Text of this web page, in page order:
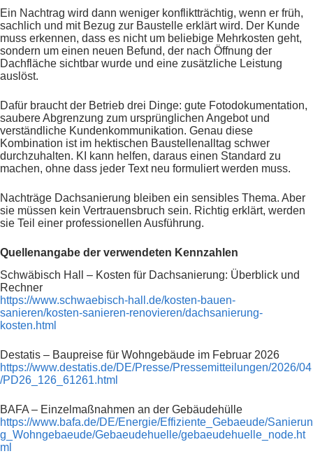
Ein Nachtrag wird dann weniger konfliktträchtig, wenn er früh,
sachlich und mit Bezug zur Baustelle erklärt wird. Der Kunde
muss erkennen, dass es nicht um beliebige Mehrkosten geht,
sondern um einen neuen Befund, der nach Öffnung der
Dachfläche sichtbar wurde und eine zusätzliche Leistung
auslöst.
Dafür braucht der Betrieb drei Dinge: gute Fotodokumentation,
saubere Abgrenzung zum ursprünglichen Angebot und
verständliche Kundenkommunikation. Genau diese
Kombination ist im hektischen Baustellenalltag schwer
durchzuhalten. KI kann helfen, daraus einen Standard zu
machen, ohne dass jeder Text neu formuliert werden muss.
Nachträge Dachsanierung bleiben ein sensibles Thema. Aber
sie müssen kein Vertrauensbruch sein. Richtig erklärt, werden
sie Teil einer professionellen Ausführung.
Quellenangabe der verwendeten Kennzahlen
Schwäbisch Hall – Kosten für Dachsanierung: Überblick und
Rechner
https://www.schwaebisch-hall.de/kosten-bauen-
sanieren/kosten-sanieren-renovieren/dachsanierung-
kosten.html
Destatis – Baupreise für Wohngebäude im Februar 2026
https://www.destatis.de/DE/Presse/Pressemitteilungen/2026/04
/PD26_126_61261.html
BAFA – Einzelmaßnahmen an der Gebäudehülle
https://www.bafa.de/DE/Energie/Effiziente_Gebaeude/Sanierun
g_Wohngebaeude/Gebaeudehuelle/gebaeudehuelle_node.ht
ml